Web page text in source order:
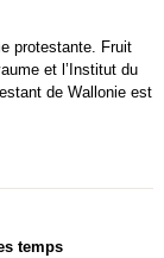
protestante. Fruit
et l’Institut du
de Wallonie est
temps